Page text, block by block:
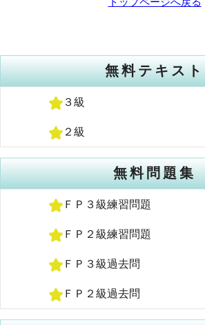
無料テキスト
３級
２級
無料問題集
ＦＰ３級練習問題
ＦＰ２級練習問題
ＦＰ３級過去問
ＦＰ２級過去問